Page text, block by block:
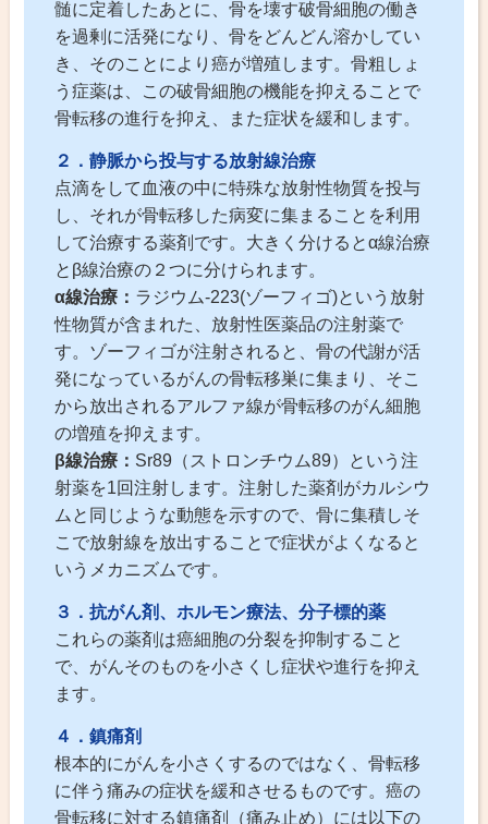
髄に定着したあとに、骨を壊す破骨細胞の働き
を過剰に活発になり、骨をどんどん溶かしてい
き、そのことにより癌が増殖します。骨粗しょ
う症薬は、この破骨細胞の機能を抑えることで
骨転移の進行を抑え、また症状を緩和します。
２．静脈から投与する放射線治療
点滴をして血液の中に特殊な放射性物質を投与
し、それが骨転移した病変に集まることを利用
して治療する薬剤です。大きく分けるとα線治療
とβ線治療の２つに分けられます。
α線治療： ラジウム-223(ゾーフィゴ)という放射
性物質が含まれた、放射性医薬品の注射薬で
す。ゾーフィゴが注射されると、骨の代謝が活
発になっているがんの骨転移巣に集まり、そこ
から放出されるアルファ線が骨転移のがん細胞
の増殖を抑えます。
β線治療： Sr89（ストロンチウム89）という注
射薬を1回注射します。注射した薬剤がカルシウ
ムと同じような動態を示すので、骨に集積しそ
こで放射線を放出することで症状がよくなると
いうメカニズムです。
３．抗がん剤、ホルモン療法、分子標的薬
これらの薬剤は癌細胞の分裂を抑制すること
で、がんそのものを小さくし症状や進行を抑え
ます。
４．鎮痛剤
根本的にがんを小さくするのではなく、骨転移
に伴う痛みの症状を緩和させるものです。癌の
骨転移に対する鎮痛剤（痛み止め）には以下の